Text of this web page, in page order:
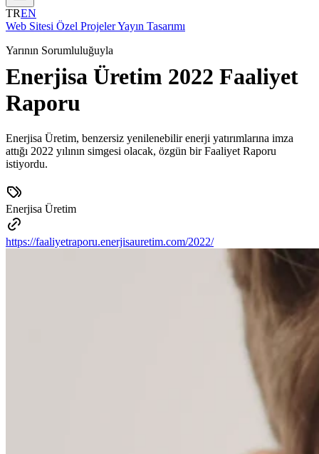
TREN
Web Sitesi Özel ProjelerYayın Tasarımı
Yarının Sorumluluğuyla
Enerjisa Üretim 2022 Faaliyet
Raporu
Enerjisa Üretim, benzersiz yenilenebilir enerji yatırımlarına imza
attığı 2022 yılının simgesi olacak, özgün bir Faaliyet Raporu
istiyordu.
Enerjisa Üretim
https://faaliyetraporu.enerjisauretim.com/2022/